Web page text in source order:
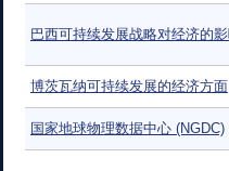
巴西可持续发展战略对经济的
博茨瓦纳可持续发展的经济方面
国家地球物理数据中心 (NGDC)